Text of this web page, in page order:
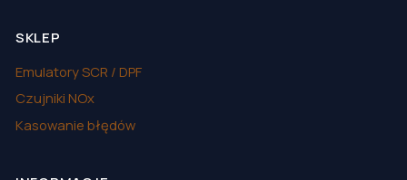
SKLEP
Emulatory SCR / DPF
Czujniki NOx
Kasowanie błędów